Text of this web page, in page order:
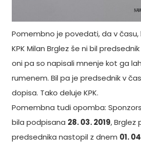
Pomembno je povedati, da v času,
KPK Milan Brglez še ni bil
oni pa so napisali mnenje kot ga
rumenem. Bil pa je predsednik v
dopisa. Tako deluje KPK.
Pomembna tudi opomba:
bila podpisana 28. 03. 2019, Brglez
predsednika nastopil z dnem 01.